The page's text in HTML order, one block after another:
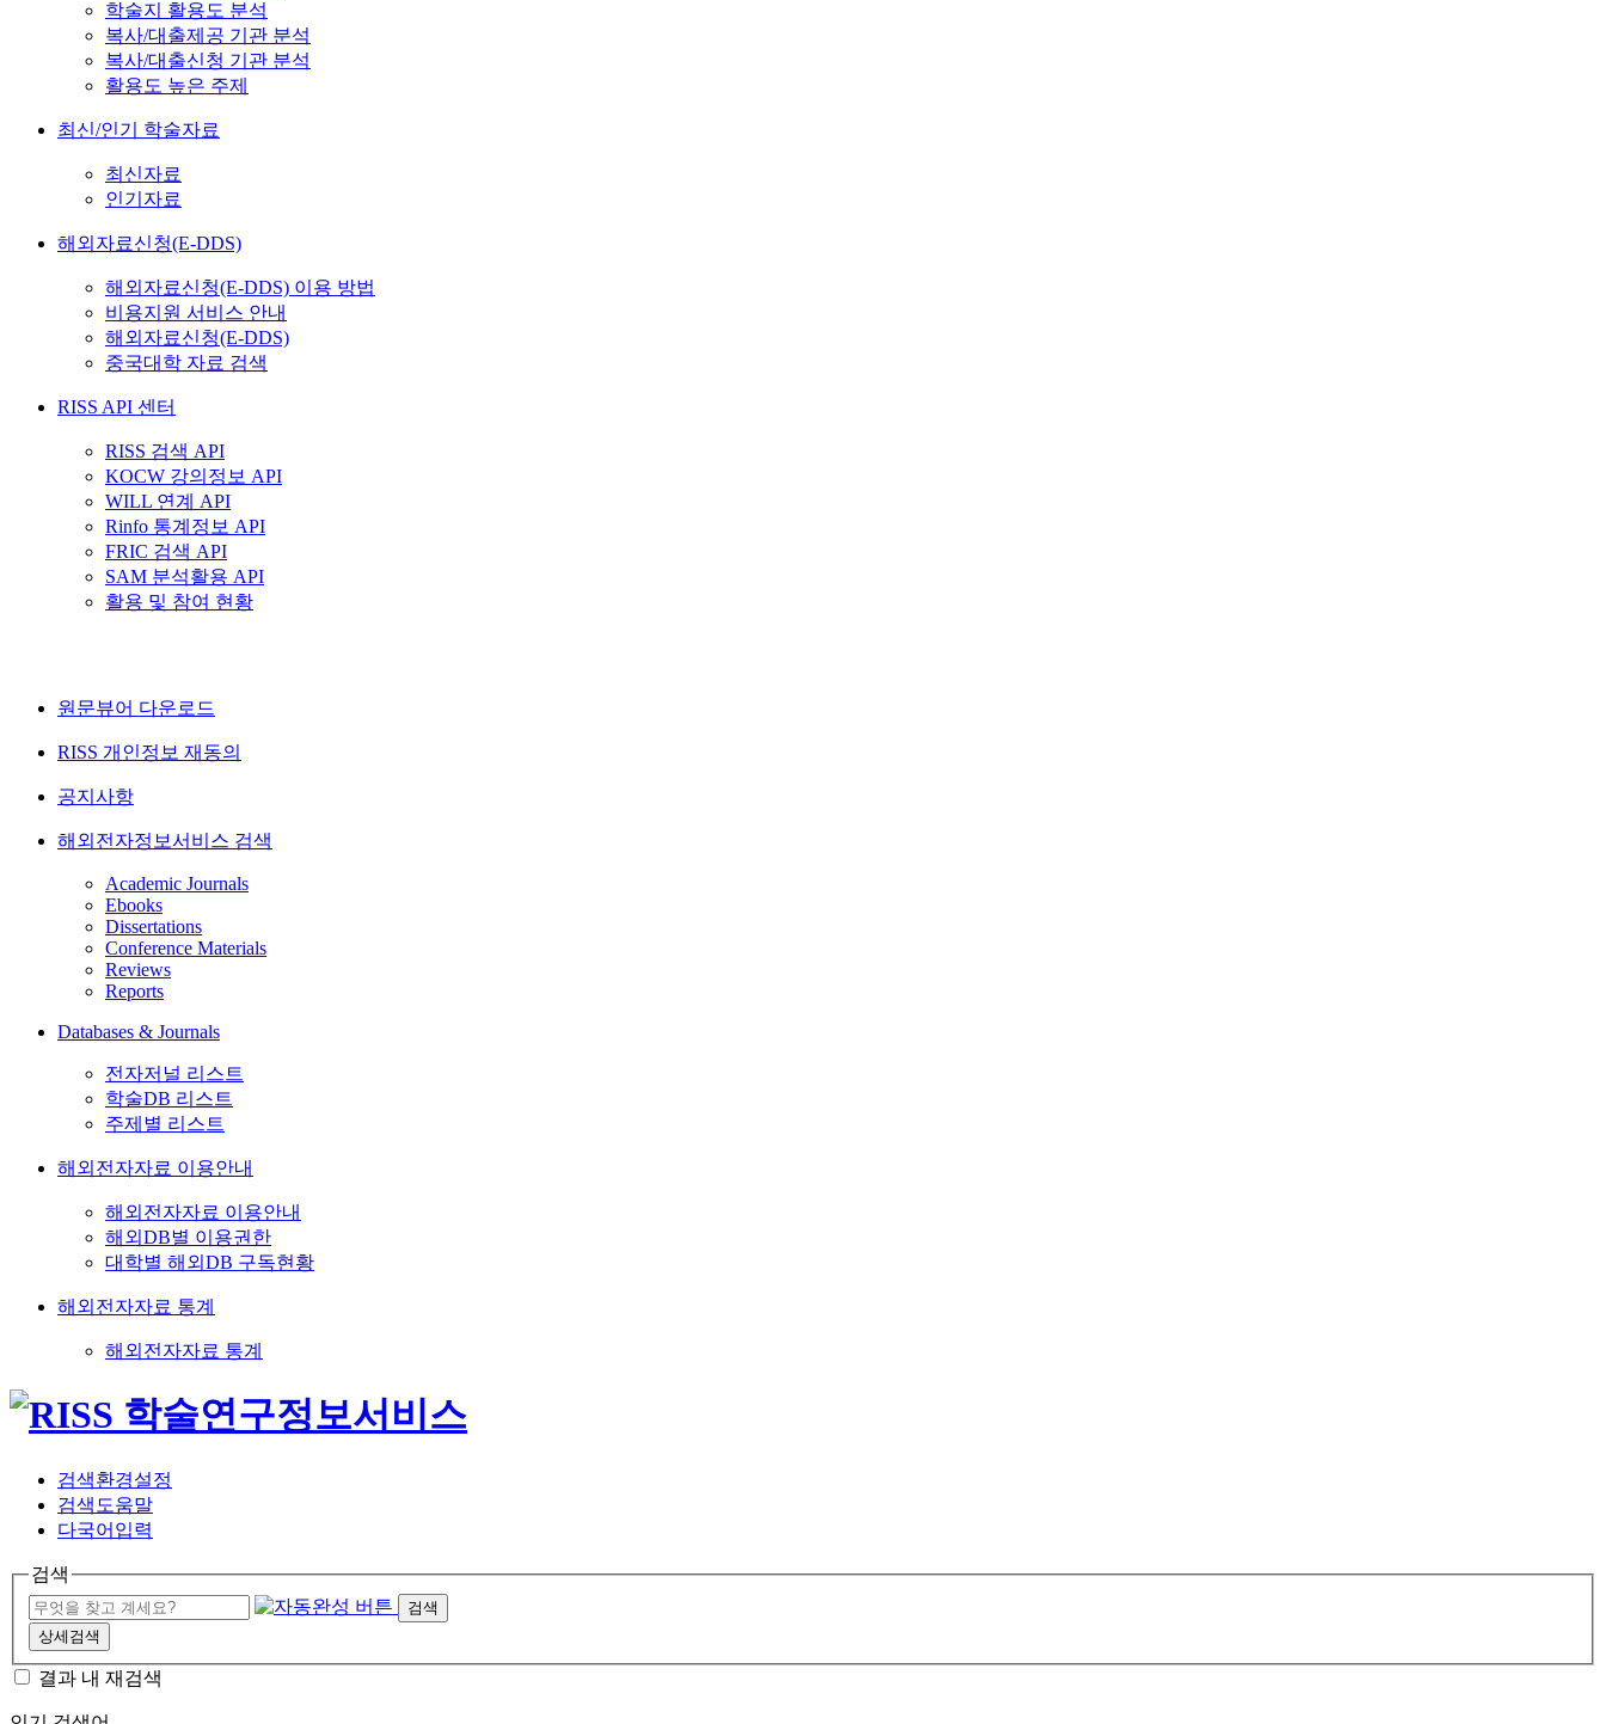
학술지 활용도 분석
복사/대출제공 기관 분석
복사/대출신청 기관 분석
활용도 높은 주제
최신/인기 학술자료
최신자료
인기자료
해외자료신청(E-DDS)
해외자료신청(E-DDS) 이용 방법
비용지원 서비스 안내
해외자료신청(E-DDS)
중국대학 자료 검색
RISS API 센터
RISS 검색 API
KOCW 강의정보 API
WILL 연계 API
Rinfo 통계정보 API
FRIC 검색 API
SAM 분석활용 API
활용 및 참여 현황
원문뷰어 다운로드
RISS 개인정보 재동의
공지사항
해외전자정보서비스 검색
Academic Journals
Ebooks
Dissertations
Conference Materials
Reviews
Reports
Databases & Journals
전자저널 리스트
학술DB 리스트
주제별 리스트
해외전자자료 이용안내
해외전자자료 이용안내
해외DB별 이용권한
대학별 해외DB 구독현황
해외전자자료 통계
해외전자자료 통계
검색환경설정
검색도움말
다국어입력
검색
검색
상세검색
결과 내 재검색